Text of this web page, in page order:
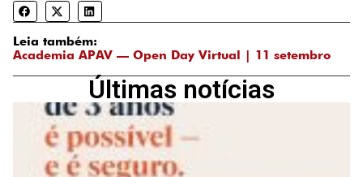
Leia também:
Academia APAV — Open Day Virtual | 11 setembro
Últimas notícias